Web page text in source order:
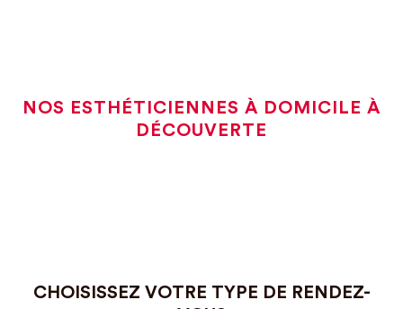
NOS ESTHÉTICIENNES À DOMICILE À
DÉCOUVERTE
CHOISISSEZ VOTRE TYPE DE RENDEZ-